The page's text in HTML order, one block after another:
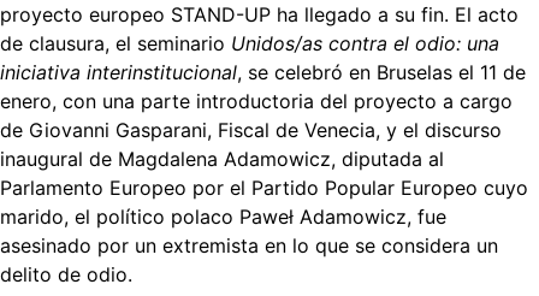
proyecto europeo STAND-UP ha llegado a su fin. El acto
de clausura, el seminario Unidos/as contra el odio: una
iniciativa interinstitucional, se celebró en Bruselas el 11 de
enero, con una parte introductoria del proyecto a cargo
de Giovanni Gasparani, Fiscal de Venecia, y el discurso
inaugural de Magdalena Adamowicz, diputada al
Parlamento Europeo por el Partido Popular Europeo cuyo
marido, el político polaco Paweł Adamowicz, fue
asesinado por un extremista en lo que se considera un
delito de odio.